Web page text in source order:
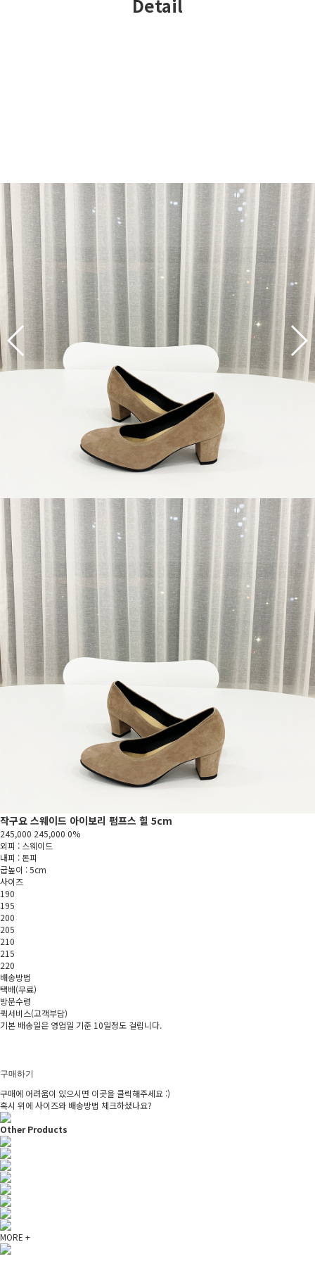
Detail
작구요 스웨이드 아이보리 펌프스 힐 5cm
245,000 245,000 0%
외피 : 스웨이드
내피 : 돈피
굽높이 : 5cm
사이즈
190
195
200
205
210
215
220
배송방법
택배(무료)
방문수령
퀵서비스(고객부담)
기본 배송일은 영업일 기준 10일정도 걸립니다.
구매하기
구매에 어려움이 있으시면 이곳을 클릭해주세요 :)
혹시 위에 사이즈와 배송방법 체크하셨나요?
Other Products
MORE +